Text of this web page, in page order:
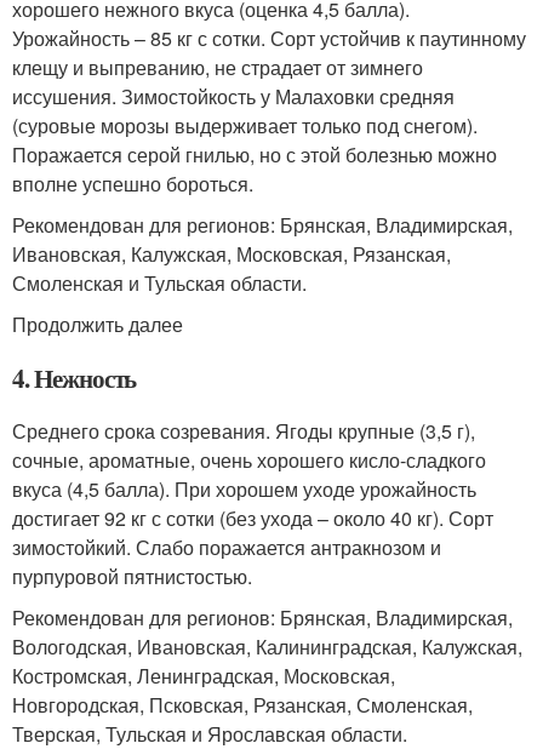
хорошего нежного вкуса (оценка 4,5 балла).
Урожайность – 85 кг с сотки. Сорт устойчив к паутинному
клещу и выпреванию, не страдает от зимнего
иссушения. Зимостойкость у Малаховки средняя
(суровые морозы выдерживает только под снегом).
Поражается серой гнилью, но с этой болезнью можно
вполне успешно бороться.
Рекомендован для регионов: Брянская, Владимирская,
Ивановская, Калужская, Московская, Рязанская,
Смоленская и Тульская области.
Продолжить далее
4. Нежность
Среднего срока созревания. Ягоды крупные (3,5 г),
сочные, ароматные, очень хорошего кисло-сладкого
вкуса (4,5 балла). При хорошем уходе урожайность
достигает 92 кг с сотки (без ухода – около 40 кг). Сорт
зимостойкий. Слабо поражается антракнозом и
пурпуровой пятнистостью.
Рекомендован для регионов: Брянская, Владимирская,
Вологодская, Ивановская, Калининградская, Калужская,
Костромская, Ленинградская, Московская,
Новгородская, Псковская, Рязанская, Смоленская,
Тверская, Тульская и Ярославская области.